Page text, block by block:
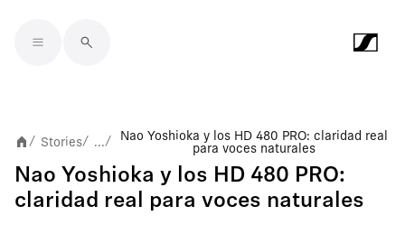
/ Stories/ .../
Nao Yoshioka y los HD 480 PRO: claridad real
para voces naturales
Nao Yoshioka y los HD 480 PRO:
claridad real para voces naturales